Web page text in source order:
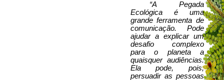
“A Pegada
Ecológica é uma
grande ferramenta de
comunicação. Pode
ajudar a explicar um
desafio complexo
para o planeta a
quaisquer audiências.
Ela pode, pois,
persuadir as pessoas